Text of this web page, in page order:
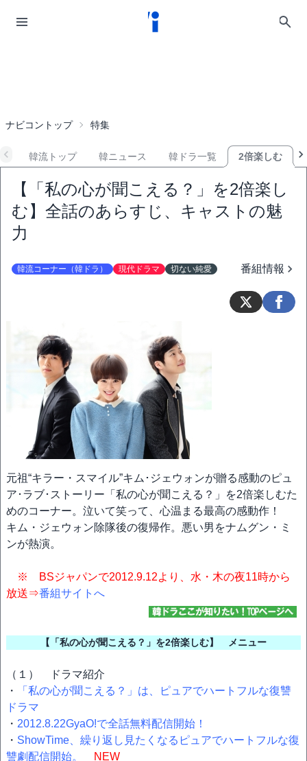
ナビコントップ 特集
韓流トップ 韓ニュース 韓ドラ一覧 2倍楽しむ
【「私の心が聞こえる？」を2倍楽し
む】全話のあらすじ、キャストの魅
力
韓流コーナー（韓ドラ） 現代ドラマ 切ない純愛 番組情報
元祖“キラー・スマイル”キム･ジェウォンが贈る感動のピュ
ア･ラブ･ストーリー「私の心が聞こえる？」を2倍楽しむた
めのコーナー。泣いて笑って、心温まる最高の感動作！
キム・ジェウォン除隊後の復帰作。悪い男をナムグン・ミ
ンが熱演。
※ BSジャパンで2012.9.12より、水・木の夜11時から
放送⇒番組サイトへ
【「私の心が聞こえる？」を2倍楽しむ】 メニュー
（１） ドラマ紹介
・
「私の心が聞こえる？」は、ピュアでハートフルな復讐
ドラマ
・ 2012.8.22GyaO!で全話無料配信開始！
・ ShowTime、繰り返し見たくなるピュアでハートフルな復
讐劇配信開始。
NEW